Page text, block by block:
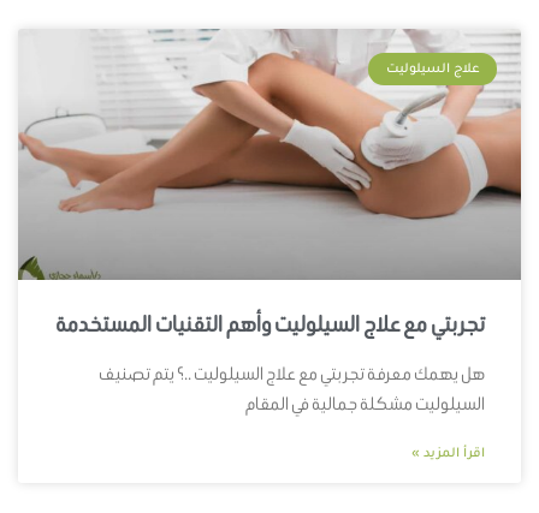
علاج السيلوليت
تجربتي مع علاج السيلوليت وأهم التقنيات المستخدمة
هل يهمك معرفة تجربتي مع علاج السيلوليت ..؟ يتم تصنيف
السيلوليت مشكلة جمالية في المقام
اقرأ المزيد »